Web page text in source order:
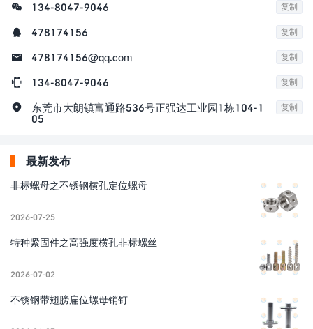
 134-8047-9046 复制
 478174156 复制
 478174156@qq.com 复制
 134-8047-9046 复制

东莞市大朗镇富通路536号正强达工业园1栋104-1
05
复制
最新发布
非标螺母之不锈钢横孔定位螺母
2026-07-25
特种紧固件之高强度横孔非标螺丝
2026-07-02
不锈钢带翅膀扁位螺母销钉